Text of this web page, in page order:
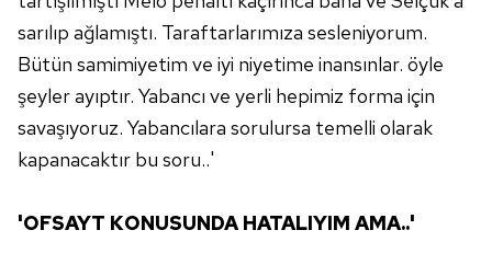
sarılıp ağlamıştı. Taraftarlarımıza sesleniyorum.
Bütün samimiyetim ve iyi niyetime inansınlar. öyle
şeyler ayıptır. Yabancı ve yerli hepimiz forma için
savaşıyoruz. Yabancılara sorulursa temelli olarak
kapanacaktır bu soru..'
'OFSAYT KONUSUNDA HATALIYIM AMA..'